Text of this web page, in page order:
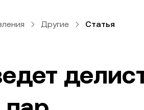
Другие Статья